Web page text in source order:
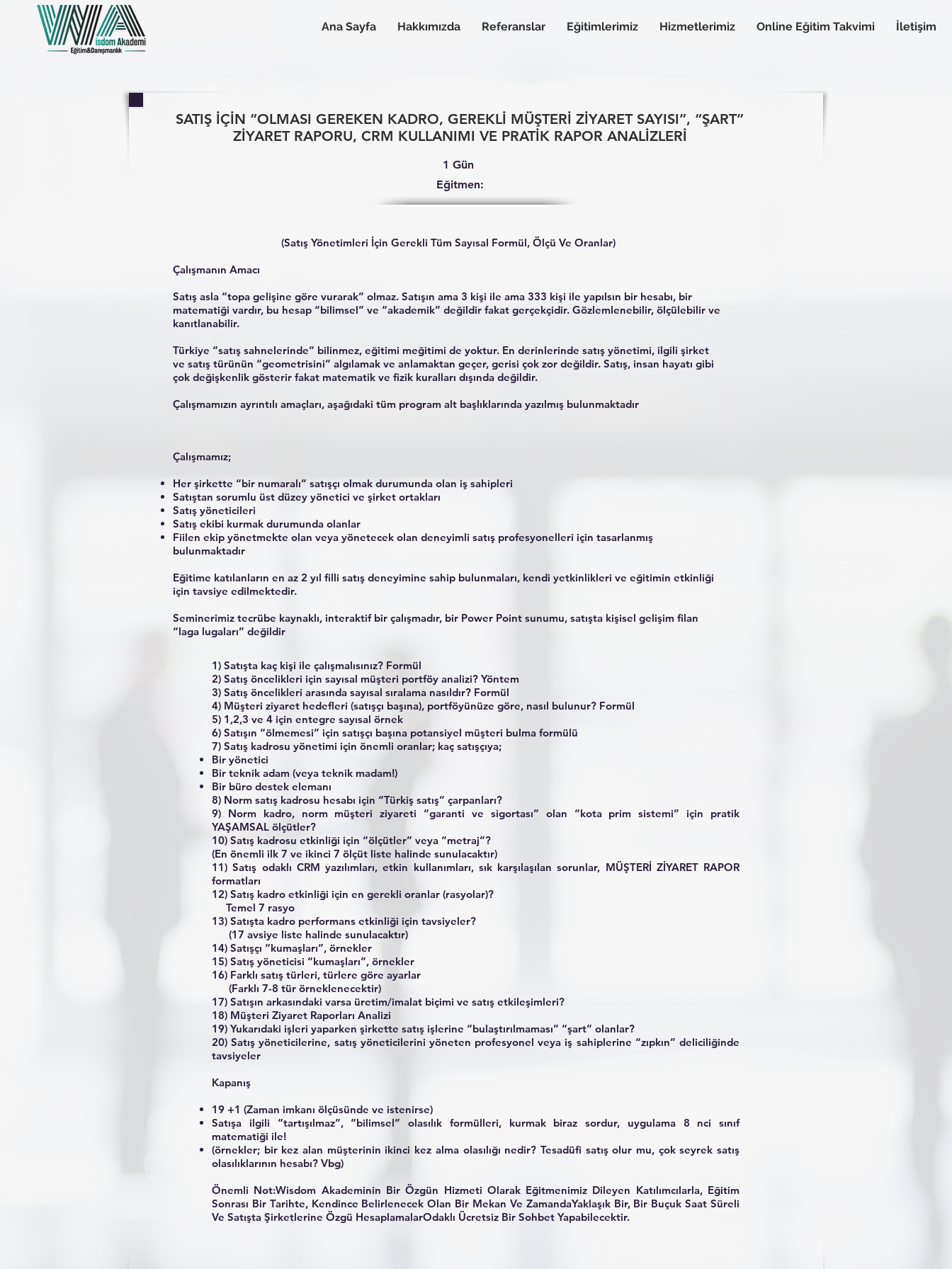
Ana Sayfa Hakkımızda Referanslar Eğitimlerimiz Hizmetlerimiz Online Eğitim Takvimi İletişim
SATIŞ İÇİN “OLMASI GEREKEN KADRO, GEREKLİ MÜŞTERİ ZİYARET SAYISI”, “ŞART”
ZİYARET RAPORU, CRM KULLANIMI VE PRATİK RAPOR ANALİZLERİ
1 Gün
Eğitmen:
(Satış Yönetimleri İçin Gerekli Tüm Sayısal Formül, Ölçü Ve Oranlar)
Çalışmanın Amacı
Satış asla “topa gelişine göre vurarak” olmaz. Satışın ama 3 kişi ile ama 333 kişi ile yapılsın bir hesabı, bir
matematiği vardır, bu hesap “bilimsel” ve “akademik” değildir fakat gerçekçidir. Gözlemlenebilir, ölçülebilir ve
kanıtlanabilir.
Türkiye “satış sahnelerinde” bilinmez, eğitimi meğitimi de yoktur. En derinlerinde satış yönetimi, ilgili şirket
ve satış türünün “geometrisini” algılamak ve anlamaktan geçer, gerisi çok zor değildir. Satış, insan hayatı gibi
çok değişkenlik gösterir fakat matematik ve fizik kuralları dışında değildir.
Çalışmamızın ayrıntılı amaçları, aşağıdaki tüm program alt başlıklarında yazılmış bulunmaktadır
Çalışmamız;
Her şirkette “bir numaralı” satışçı olmak durumunda olan iş sahipleri
Satıştan sorumlu üst düzey yönetici ve şirket ortakları
Satış yöneticileri
Satış ekibi kurmak durumunda olanlar
Fiilen ekip yönetmekte olan veya yönetecek olan deneyimli satış profesyonelleri için tasarlanmış
bulunmaktadır
Eğitime katılanların en az 2 yıl filli satış deneyimine sahip bulunmaları, kendi yetkinlikleri ve eğitimin etkinliği
için tavsiye edilmektedir.
Seminerimiz tecrübe kaynaklı, interaktif bir çalışmadır, bir Power Point sunumu, satışta kişisel gelişim filan
“laga lugaları” değildir
1) Satışta kaç kişi ile çalışmalısınız? Formül
2) Satış öncelikleri için sayısal müşteri portföy analizi? Yöntem
3) Satış öncelikleri arasında sayısal sıralama nasıldır? Formül
4) Müşteri ziyaret hedefleri (satışçı başına), portföyünüze göre, nasıl bulunur? Formül
5) 1,2,3 ve 4 için entegre sayısal örnek
6) Satışın “ölmemesi” için satışçı başına potansiyel müşteri bulma formülü
7) Satış kadrosu yönetimi için önemli oranlar; kaç satışçıya;
Bir yönetici
Bir teknik adam (veya teknik madam!)
Bir büro destek elemanı
8) Norm satış kadrosu hesabı için “Türkiş satış” çarpanları?
9) Norm kadro, norm müşteri ziyareti “garanti ve sigortası” olan “kota prim sistemi” için pratik
YAŞAMSAL ölçütler?
10) Satış kadrosu etkinliği için “ölçütler” veya “metraj”?
(En önemli ilk 7 ve ikinci 7 ölçüt liste halinde sunulacaktır)
11) Satış odaklı CRM yazılımları, etkin kullanımları, sık karşılaşılan sorunlar, MÜŞTERİ ZİYARET RAPOR
formatları
12) Satış kadro etkinliği için en gerekli oranlar (rasyolar)?
Temel 7 rasyo
13) Satışta kadro performans etkinliği için tavsiyeler?
(17 avsiye liste halinde sunulacaktır)
14) Satışçı “kumaşları”, örnekler
15) Satış yöneticisi “kumaşları”, örnekler
16) Farklı satış türleri, türlere göre ayarlar
(Farklı 7-8 tür örneklenecektir)
17) Satışın arkasındaki varsa üretim/imalat biçimi ve satış etkileşimleri?
18) Müşteri Ziyaret Raporları Analizi
19) Yukarıdaki işleri yaparken şirkette satış işlerine “bulaştırılmaması” “şart” olanlar?
20) Satış yöneticilerine, satış yöneticilerini yöneten profesyonel veya iş sahiplerine “zıpkın” deliciliğinde
tavsiyeler
Kapanış
19 +1 (Zaman imkanı ölçüsünde ve istenirse)
Satışa ilgili “tartışılmaz”, “bilimsel” olasılık formülleri, kurmak biraz sordur, uygulama 8 nci sınıf
matematiği ile!
(örnekler; bir kez alan müşterinin ikinci kez alma olasılığı nedir? Tesadüfi satış olur mu, çok seyrek satış
olasılıklarının hesabı? Vbg)
Önemli Not:Wisdom Akademinin Bir Özgün Hizmeti Olarak Eğitmenimiz Dileyen Katılımcılarla, Eğitim
Sonrası Bir Tarihte, Kendince Belirlenecek Olan Bir Mekan Ve ZamandaYaklaşık Bir, Bir Buçuk Saat Süreli
Ve Satışta Şirketlerine Özgü HesaplamalarOdaklı Ücretsiz Bir Sohbet Yapabilecektir.